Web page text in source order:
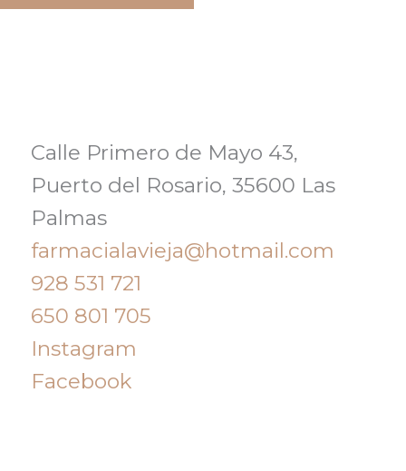
Calle Primero de Mayo 43,
Puerto del Rosario, 35600 Las
Palmas
farmacialavieja@hotmail.com
928 531 721
650 801 705
Instagram
Facebook